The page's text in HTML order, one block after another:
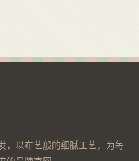
，以布艺般的细腻工艺，为每